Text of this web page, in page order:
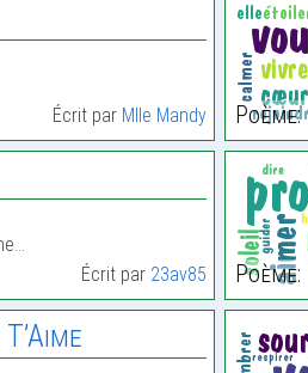
Écrit par Mlle Mandy Poème:
Écrit par 23av85 Poème: